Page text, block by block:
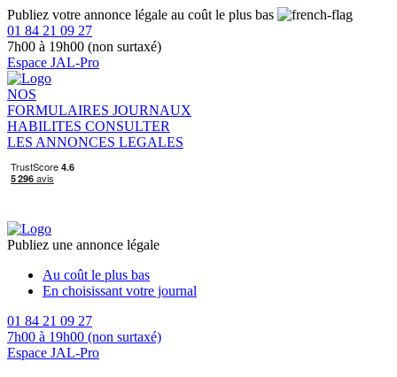
Publiez votre annonce légale au coût le plus bas
01 84 21 09 27
7h00 à 19h00 (non surtaxé)
Espace JAL-Pro
NOS
FORMULAIRES JOURNAUX
HABILITES CONSULTER
LES ANNONCES LEGALES
Publiez une annonce légale
Au coût le plus bas
En choisissant votre journal
01 84 21 09 27
7h00 à 19h00 (non surtaxé)
Espace JAL-Pro